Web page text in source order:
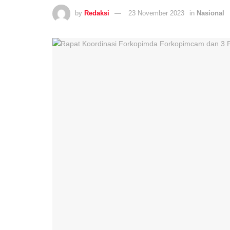
by Redaksi 23 November 2023 in Nasional